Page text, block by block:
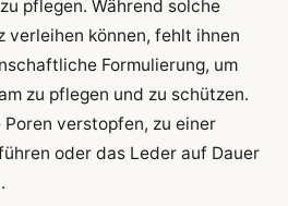
pflegen. Während solche
können, fehlt ihnen
Formulierung, um
zu pflegen und zu schützen.
verstopfen, zu einer
oder das Leder auf Dauer